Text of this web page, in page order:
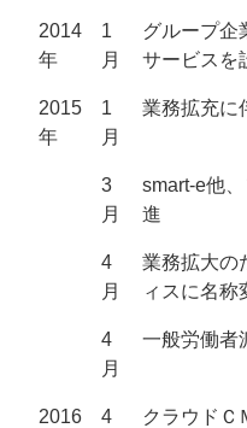
2014
年
1
月
グループ企
サービスを
2015
年
1
月
業務拡充に
3
月
smart-e他
進
4
月
業務拡大の
ィスに名称
4
月
一般労働者
2016
4
クラウドＣ